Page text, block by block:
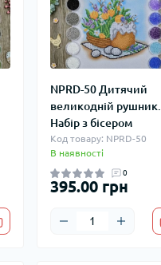
NPRD-50 Дитячий
великодній рушник.
Набір з бісером
Код товару: NPRD-50
В наявності
0
395.00 грн